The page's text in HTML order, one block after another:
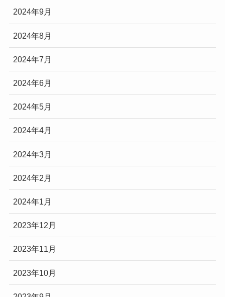
2024年9月
2024年8月
2024年7月
2024年6月
2024年5月
2024年4月
2024年3月
2024年2月
2024年1月
2023年12月
2023年11月
2023年10月